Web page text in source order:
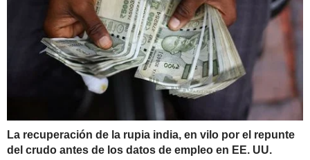
La recuperación de la rupia india, en vilo por el repunte
del crudo antes de los datos de empleo en EE. UU.